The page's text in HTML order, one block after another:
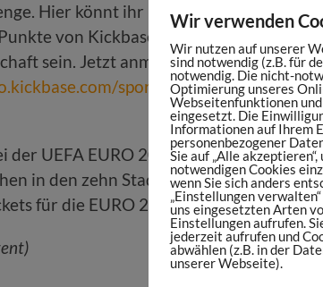
Hier könnt ihr in einer Gruppe
von Kickbase noch näher an den
sein. Jetzt anmelden! Alle Infos
sportsmaniac
der UEFA EURO 2024 mit dabei sein?
in den zehn Stadien. Als eine der
für die EURO 2024:https://
Wir verwenden
Wir nutzen auf unserer
sind notwendig (z.B. für
notwendig. Die nicht-
Optimierung unseres
Webseitenfunktionen
eingesetzt. Die
Informationen auf Ihrem
personenbezogener
Sie auf „Alle
notwendigen Cookies
wenn Sie sich anders
„Einstellungen
uns eingesetzten Arten
Einstellungen aufrufen.
jederzeit aufrufen und
abwählen (z.B. in der
unserer Webseite).